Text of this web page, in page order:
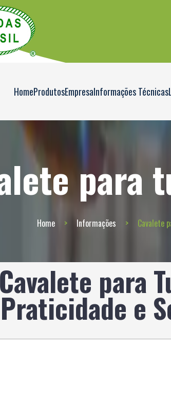
HomeProdutosEmpresaInformações Técnicas
para
Home Informações Cavalete
Cavalete para
Praticidade e